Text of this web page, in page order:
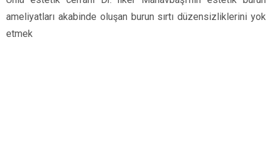
ameliyatları akabinde oluşan burun sırtı düzensizliklerini yok
etmek